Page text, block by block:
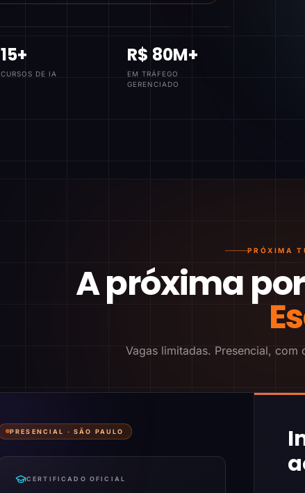
15+
CURSOS DE IA
R$ 80M+
EM TRÁFEGO
GERENCIADO
PRÓXIMA
A próxima
Vagas limitadas. Presencial,
PRESENCIAL ·SÃO PAULO
CERTIFICADO OFICIAL